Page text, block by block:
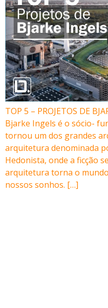
TOP 5 – PROJETOS DE
Bjarke Ingels é o sócio-
tornou um dos grandes
arquitetura denominada
Hedonista, onde a ficção
arquitetura torna o
nossos sonhos. […]